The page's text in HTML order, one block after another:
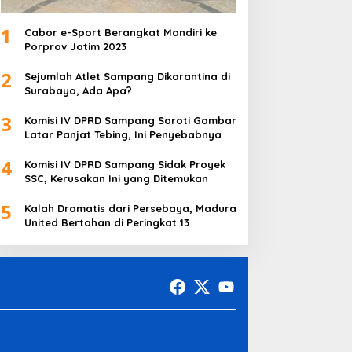
1
Cabor e-Sport Berangkat Mandiri ke
Porprov Jatim 2023
2
Sejumlah Atlet Sampang Dikarantina di
Surabaya, Ada Apa?
3
Komisi IV DPRD Sampang Soroti Gambar
Latar Panjat Tebing, Ini Penyebabnya
4
Komisi IV DPRD Sampang Sidak Proyek
SSC, Kerusakan Ini yang Ditemukan
5
Kalah Dramatis dari Persebaya, Madura
United Bertahan di Peringkat 13